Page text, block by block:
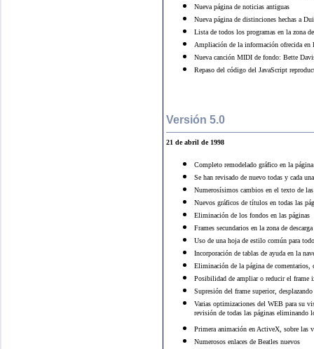
Nueva página de noticias antiguas
Nueva página de distinciones hechas a
Lista de todos los programas en la zona de
Ampliación de la información ofrecida en
Nueva canción MIDI de fondo: Bette
Repaso del código del JavaScript
Versión 5.0
21 de abril de 1998
Completo remodelado gráfico en la
Se han revisado de nuevo todas y cada
Numerosísimos cambios en el texto de
Nuevos gráficos de títulos en todas las
Eliminación de los fondos en las páginas
Frames secundarios en la zona de
Uso de una hoja de estilo común para
Incorporación de tablas de ayuda en la
Eliminación de la página de comentarios,
Posibilidad de ampliar o reducir el frame
Supresión del frame superior,
Varias optimizaciones del WEB para su
revisión de todas las páginas eliminando
Primera animación en ActiveX, sobre las
Numerosos enlaces de Beatles nuevos